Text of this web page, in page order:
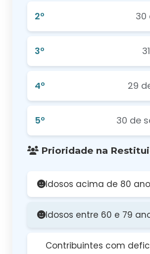
2º 30
3º
4º 29
5º 30 de
Prioridade na
Idosos acima de 80
Idosos entre 60 e 79
Contribuintes com